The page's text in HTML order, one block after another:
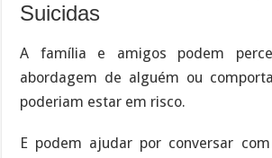
Suicidas
A família e amigos podem
abordagem de alguém ou
poderiam estar em risco.
E podem ajudar por conversar